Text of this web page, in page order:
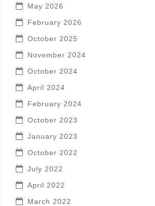
May 2026
February 2026
October 2025
November 2024
October 2024
April 2024
February 2024
October 2023
January 2023
October 2022
July 2022
April 2022
March 2022